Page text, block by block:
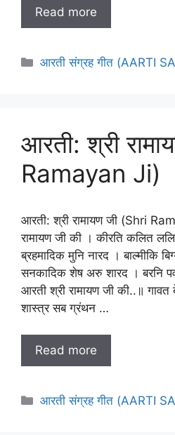
Read more
Categories
आरती संग्रह गीत (AARTI
आरती: श्री
Ramayan Ji)
आरती: श्री रामायण जी (Shri
रामायण जी की । कीरति कलित
ब्रहमादिक मुनि नारद । बाल्मीकि
सनकादिक शेष अरु शारद । बरनि
आरती श्री रामायण जी की..॥
शास्त्र सब ग्रंथन …
Read more
Categories
आरती संग्रह गीत (AARTI